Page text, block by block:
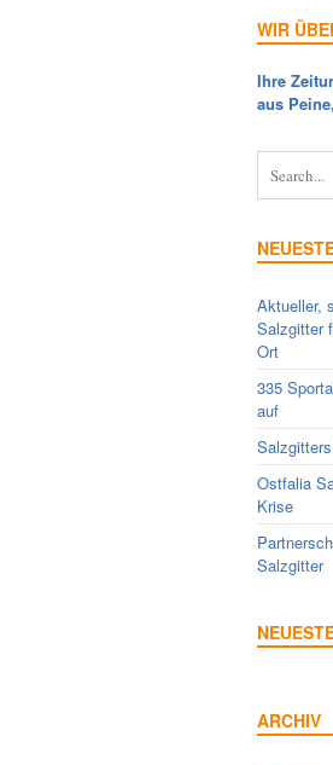
WIR
Ihre
aus
Aktueller,
Salzgitter
Ort
335
auf
Ostfalia
Krise
Salzgitter
ARCHIV